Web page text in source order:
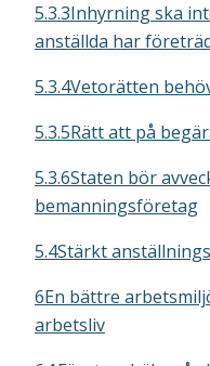
5.3.3Inhyrning ska
anställda har
5.3.4Vetorätten
5.3.5Rätt att på
5.3.6Staten bör
bemanningsföretag
5.4Stärkt
6En bättre
arbetsliv